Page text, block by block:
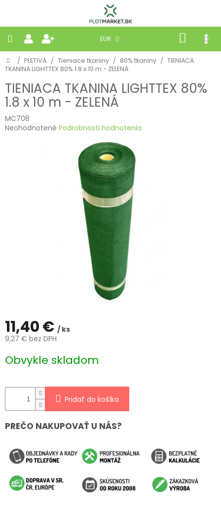
EUR
KOŠÍK
PLETIVÁ
PANELY
BRÁNY
Prihlásenie
Domov
/ PLETIVÁ / Tieniace tkaniny / 80% tkaniny / TIENIACA
TKANINA LIGHTTEX 80% 1.8 x 10 m - ZELENÁ
TIENIACA TKANINA LIGHTTEX 80%
1.8 x 10 m - ZELENÁ
MC708
Priemerné
Neohodnotené Podrobnosti hodnotenia
11,40 € / ks
9,27 € bez DPH
cena:
Obvykle skladom
Pridať do košíka
PREČO NAKUPOVAŤ U NÁS?